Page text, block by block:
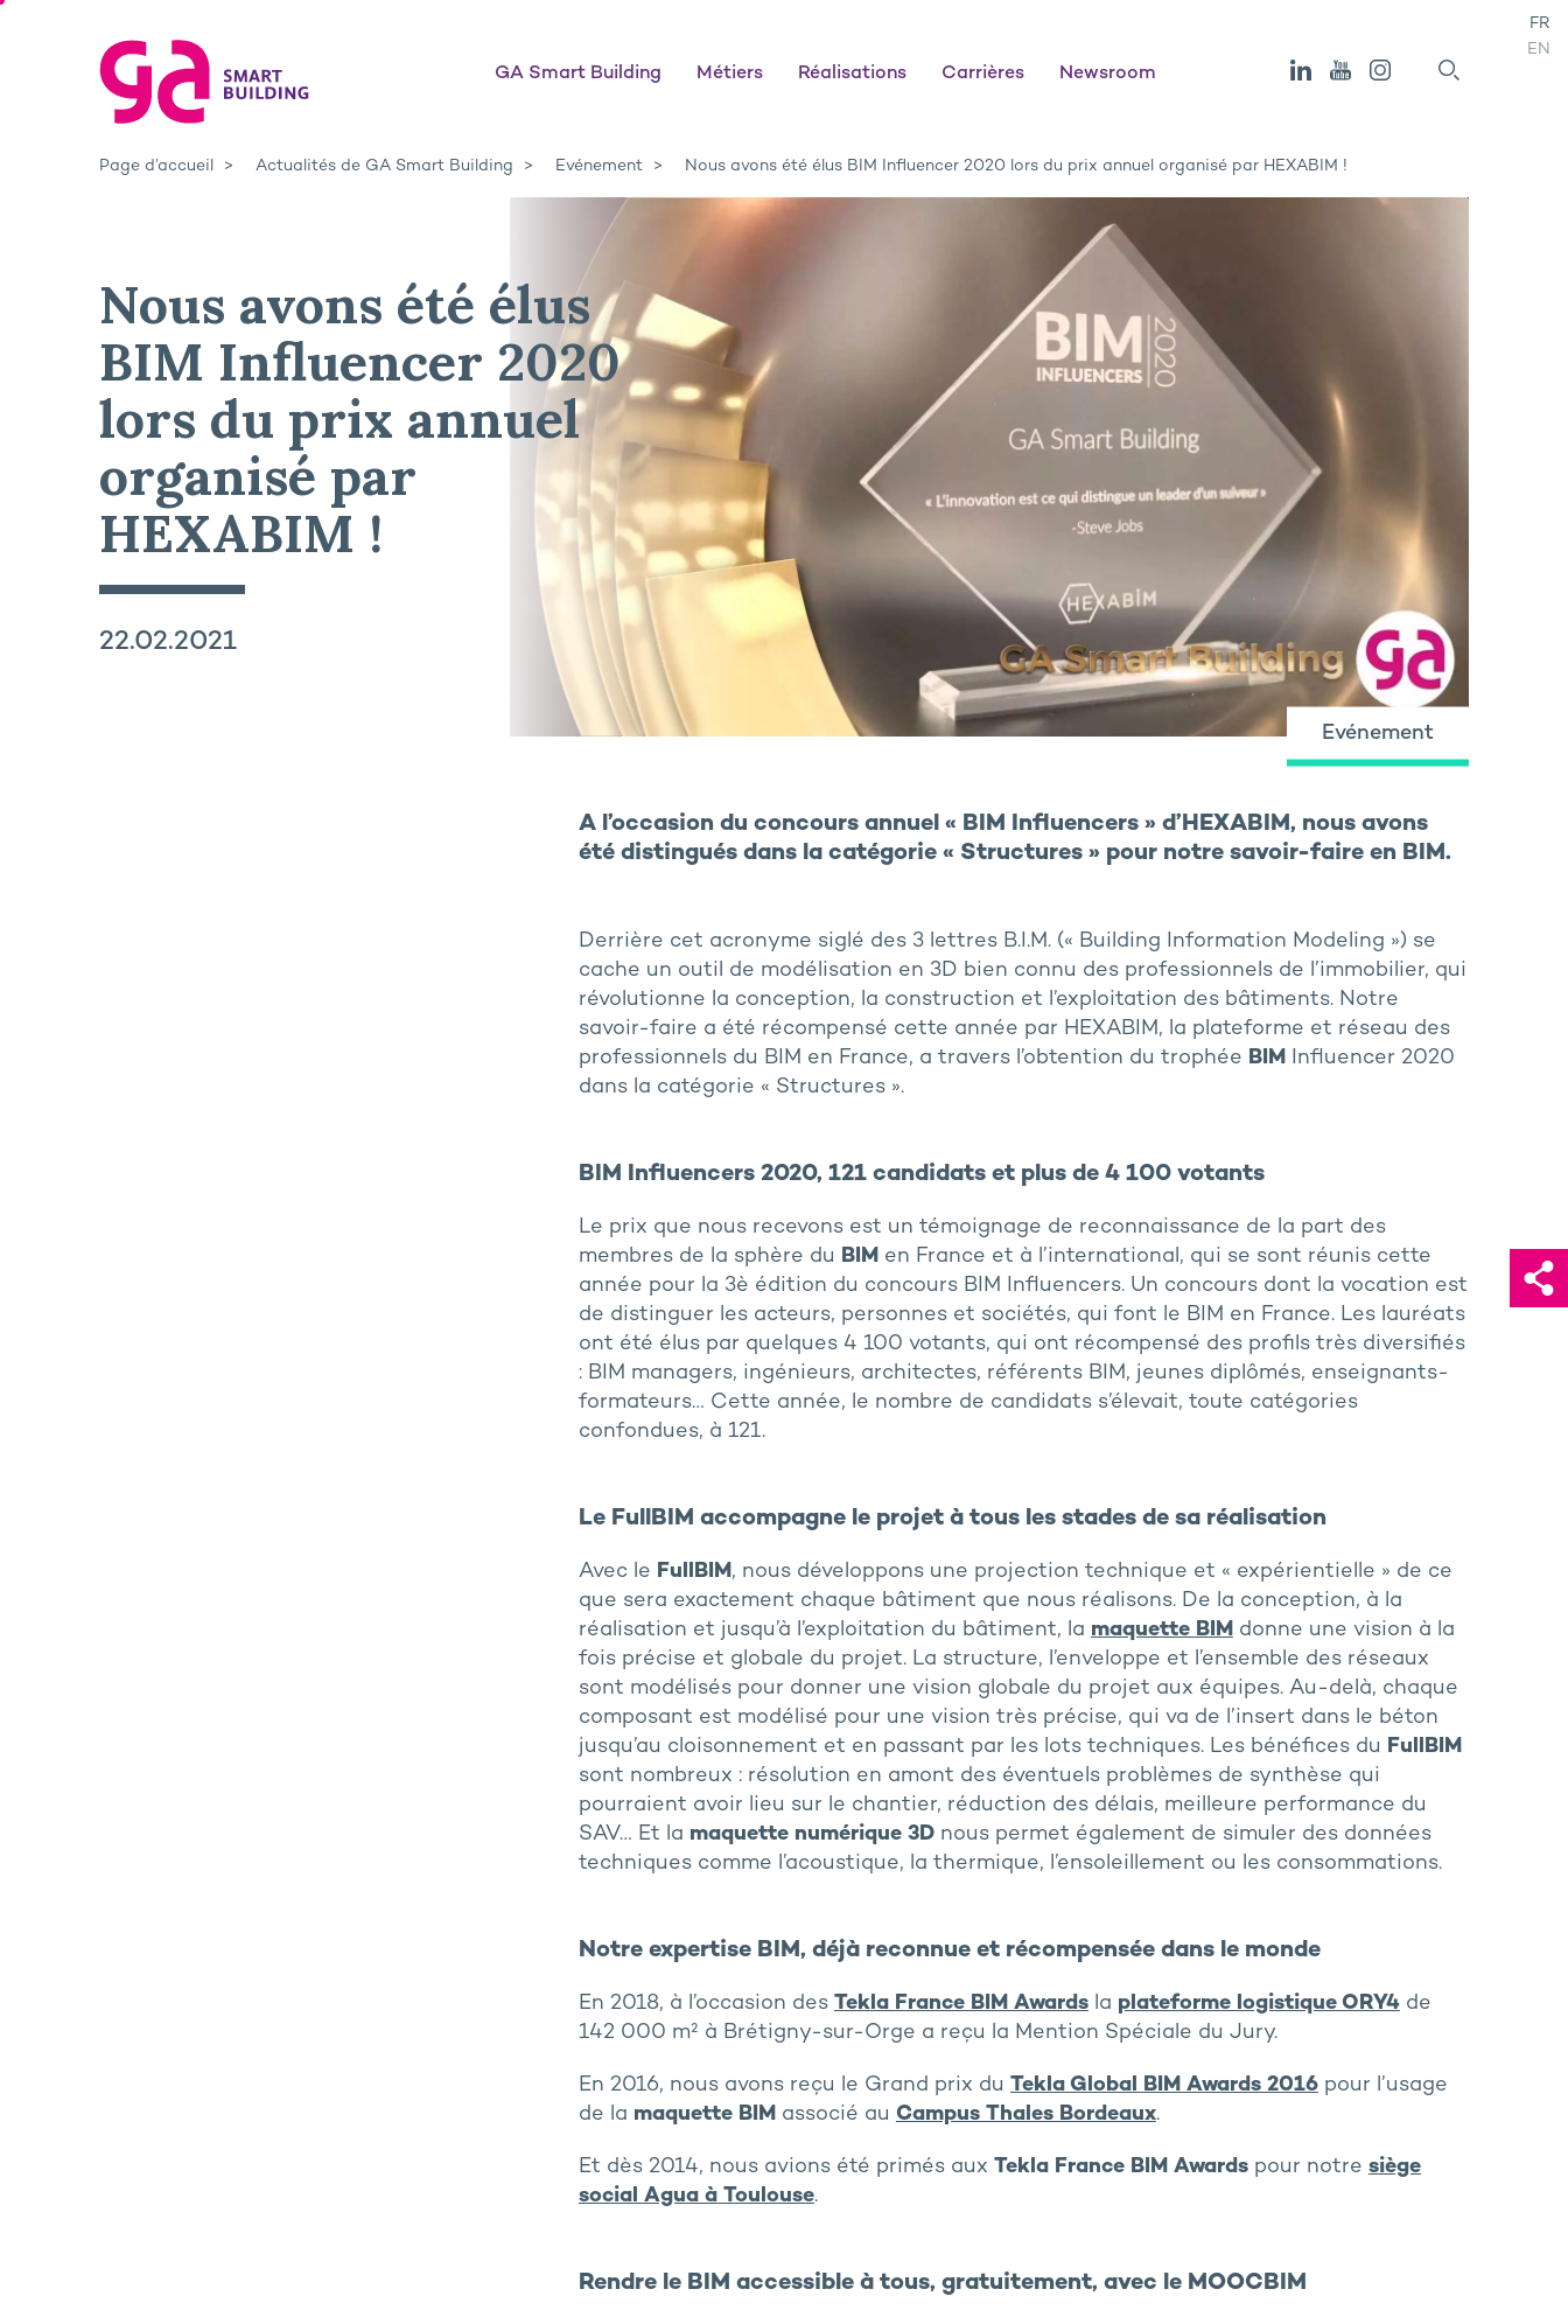
GA Smart Building Métiers Réalisations Carrières Newsroom
FR
EN
Page d’accueil Actualités de GA Smart Building Evénement Nous avons été élus BIM Influencer 2020 lors du prix annuel organisé par HEXABIM !
Evénement
Nous avons été élus
BIM Influencer 2020
lors du prix annuel
organisé par
HEXABIM !
22.02.2021
A l’occasion du concours annuel « BIM Influencers » d’HEXABIM, nous avons
été distingués dans la catégorie « Structures » pour notre savoir-faire en BIM.
Derrière cet acronyme siglé des 3 lettres B.I.M. (« Building Information Modeling ») se
cache un outil de modélisation en 3D bien connu des professionnels de l’immobilier, qui
révolutionne la conception, la construction et l’exploitation des bâtiments. Notre
savoir-faire a été récompensé cette année par HEXABIM, la plateforme et réseau des
professionnels du BIM en France, a travers l’obtention du trophée BIMInfluencer 2020
dans la catégorie « Structures ».
BIM Influencers 2020, 121 candidats et plus de 4 100 votants
Le prix que nous recevons est un témoignage de reconnaissance de la part des
membres de la sphère du BIMen France et à l’international, qui se sont réunis cette
année pour la 3è édition du concours BIM Influencers. Un concours dont la vocation est
de distinguer les acteurs, personnes et sociétés, qui font le BIM en France. Les lauréats
ont été élus par quelques 4 100 votants, qui ont récompensé des profils très diversifiés
: BIM managers, ingénieurs, architectes, référents BIM, jeunes diplômés, enseignants-
formateurs… Cette année, le nombre de candidats s’élevait, toute catégories
confondues, à 121.
Le FullBIM accompagne le projet à tous les stades de sa réalisation
Avec le FullBIM, nous développons une projection technique et « expérientielle » de ce
que sera exactement chaque bâtiment que nous réalisons. De la conception, à la
réalisation et jusqu’à l’exploitation du bâtiment, la maquette BIMdonne une vision à la
fois précise et globale du projet. La structure, l’enveloppe et l’ensemble des réseaux
sont modélisés pour donner une vision globale du projet aux équipes. Au-delà, chaque
composant est modélisé pour une vision très précise, qui va de l’insert dans le béton
jusqu’au cloisonnement et en passant par les lots techniques. Les bénéfices du FullBIM
sont nombreux : résolution en amont des éventuels problèmes de synthèse qui
pourraient avoir lieu sur le chantier, réduction des délais, meilleure performance du
SAV… Et la maquette numérique 3Dnous permet également de simuler des données
techniques comme l’acoustique, la thermique, l’ensoleillement ou les consommations.
Notre expertise BIM, déjà reconnue et récompensée dans le monde
En 2018, à l’occasion des Tekla France BIM Awardsla plateforme logistique ORY4de
142 000 m² à Brétigny-sur-Orge a reçu la Mention Spéciale du Jury.
En 2016, nous avons reçu le Grand prix du Tekla Global BIM Awards 2016pour l’usage
de la maquette BIMassocié au Campus Thales Bordeaux.
Et dès 2014, nous avions été primés aux Tekla France BIM Awardspour notre siège
social Agua à Toulouse.
Rendre le BIM accessible à tous, gratuitement, avec le MOOCBIM